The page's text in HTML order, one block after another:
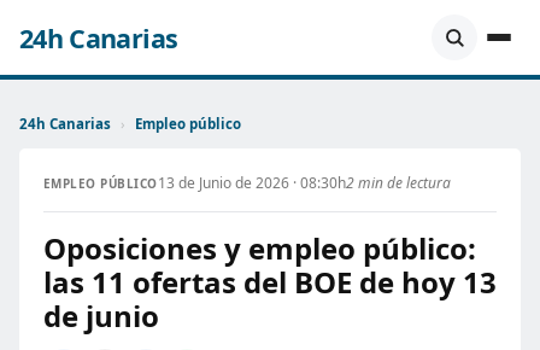
24h Canarias
24h Canarias › Empleo público
EMPLEO PÚBLICO13 de Junio de 2026 · 08:30h2 min de lectura
Oposiciones y empleo público:
las 11 ofertas del BOE de hoy 13
de junio